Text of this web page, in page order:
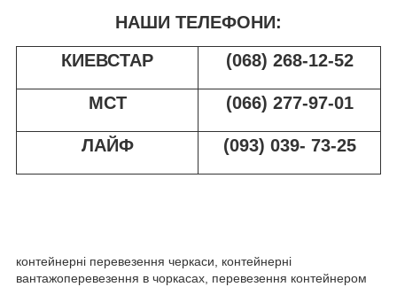
НАШИ ТЕЛЕФОНИ:
КИЕВСТАР
(068) 268-12-52
МСТ (066) 277-97-01
ЛАЙФ (093) 039- 73-25
контейнерні перевезення черкаси, контейнерні
вантажоперевезення в чоркасах, перевезення контейнером